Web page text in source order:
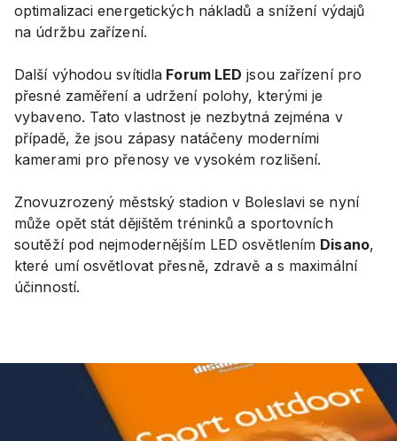
optimalizaci energetických nákladů a snížení výdajů
na údržbu zařízení.
Další výhodou svítidla Forum LED jsou zařízení pro
přesné zaměření a udržení polohy, kterými je
vybaveno. Tato vlastnost je nezbytná zejména v
případě, že jsou zápasy natáčeny moderními
kamerami pro přenosy ve vysokém rozlišení.
Znovuzrozený městský stadion v Boleslavi se nyní
může opět stát dějištěm tréninků a sportovních
soutěží pod nejmodernějším LED osvětlením Disano,
které umí osvětlovat přesně, zdravě a s maximální
účinností.